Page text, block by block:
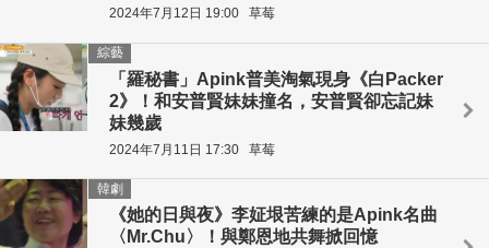
2024年7月12日 19:00 草莓
「羅秘書」Apink普美淘氣現身《白Packer
2》！和安普賢妹妹撞名，安普賢卻忘記妹
妹幾歲
綜藝
2024年7月11日 17:30 草莓
《她的日與夜》李姃垠苦練的是Apink名曲
〈Mr.Chu〉！與鄭恩地共舞掀回憶
韓劇